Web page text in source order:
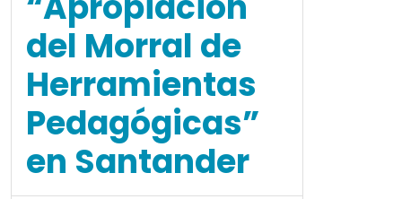
del Morral de
Herramientas
Pedagógicas”
en Santander